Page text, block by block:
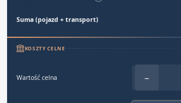
Suma (pojazd + transport)
KOSZTY CELNE
Wartość celna −